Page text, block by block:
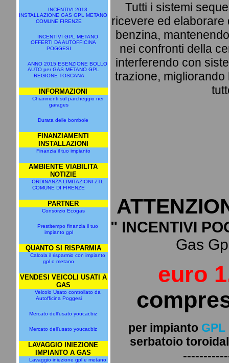
INCENTIVI 2013
INSTALLAZIONE GAS GPL METANO
COMUNE FIRENZE
INCENTIVI GPL METANO
OFFERTI DA AUTOFFICINA
POGGESI
ANNO 2015 ESENZIONE BOLLO
AUTO per GAS METANO GPL
REGIONE TOSCANA
INFORMAZIONI
Chiarimenti sul parcheggio nei
garages
Durata delle bombole
FINANZIAMENTI
INSTALLAZIONI
Finanzia il tuo impianto
AMBIENTE VIABILITA
NOTIZIE
ORDINANZA LIMITAZIONI ZTL
COMUNE DI FIRENZE
PARTNER
Consorzio Ecogas
Prestitempo finanzia il tuo
impianto gpl
QUANTO SI RISPARMIA
Calcola il risparmio con impianto
gpl o metano
VENDESI VEICOLI USATI A
GAS
Veicolo Usato controllato da
Autofficina Poggesi
Mercato dell'usato youcar.biz
Mercato dell'usato youcar.biz
LAVAGGIO INIEZIONE
IMPIANTO A GAS
Lavaggio iniezione gpl e metano
Tutti i sistemi
ricevere ed elaborare
benzina,
nei confronti della
interferendo con
trazione, migliorando
" INCENTIVI
Gas
euro
per impianto GPL
serbatoio